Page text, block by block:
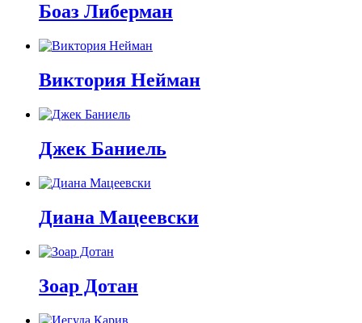
Боаз Либерман
Виктория Нейман
Джек Баниель
Диана Мацеевски
Зоар Дотан